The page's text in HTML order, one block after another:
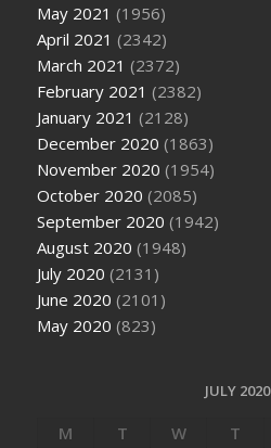
May 2021 (1956)
April 2021 (2342)
March 2021 (2372)
February 2021 (2382)
January 2021 (2128)
December 2020 (1863)
November 2020 (1954)
October 2020 (2085)
September 2020 (1942)
August 2020 (1948)
July 2020 (2131)
June 2020 (2101)
May 2020 (823)
JULY 2020
M T W T